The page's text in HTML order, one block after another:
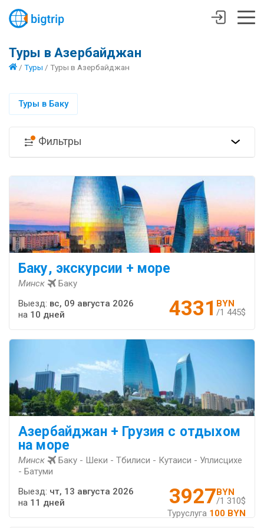
Туры в Азербайджан
/ Туры / Туры в Азербайджан
Туры в Баку
Фильтры
Баку, экскурсии + море
Минск Баку
4331 BYN
/1 445$
Выезд: вс, 09 августа 2026
на 10 дней
Азербайджан + Грузия с отдыхом
на море
Минск
Баку - Шеки - Тбилиси - Кутаиси - Уплисцихе
- Батуми
3927BYN
/1 310$
Туруслуга 100 BYN
Выезд: чт, 13 августа 2026
на 11 дней